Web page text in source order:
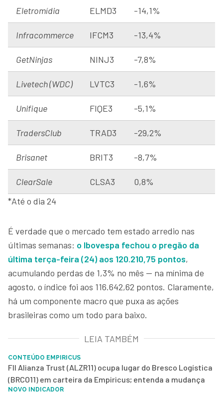
Eletromídia ELMD3 -14,1%
Infracommerce IFCM3 -13,4%
GetNinjas NINJ3 -7,8%
Livetech (WDC) LVTC3 -1,6%
Unifique FIQE3 -5,1%
TradersClub TRAD3 -29,2%
Brisanet BRIT3 -8,7%
ClearSale CLSA3
0,8%
*Até o dia 24
É verdade que o mercado tem estado arredio nas
últimas semanas: o Ibovespa fechou o pregão da
última terça-feira (24) aos 120.210,75 pontos,
acumulando perdas de 1,3% no mês — na mínima de
agosto, o índice foi aos 116.642,62 pontos. Claramente,
há um componente macro que puxa as ações
brasileiras como um todo para baixo.
LEIA TAMBÉM
CONTEÚDO EMPIRICUS
FII Alianza Trust (ALZR11) ocupa lugar do Bresco Logística
(BRCO11) em carteira da Empiricus; entenda a mudança
NOVO INDICADOR